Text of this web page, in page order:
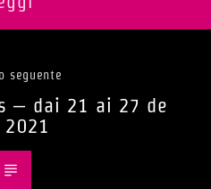
seguente
– dai 21 ai 27 de
2021